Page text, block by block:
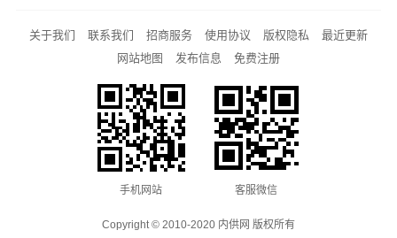
关于我们 联系我们 招商服务 使用协议 版权隐私
最近更新
网站地图
发布信息 免费注册
手机网站 客服微信
Copyright © 2010-2020 内供网 版权所有